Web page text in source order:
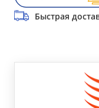
Быстрая